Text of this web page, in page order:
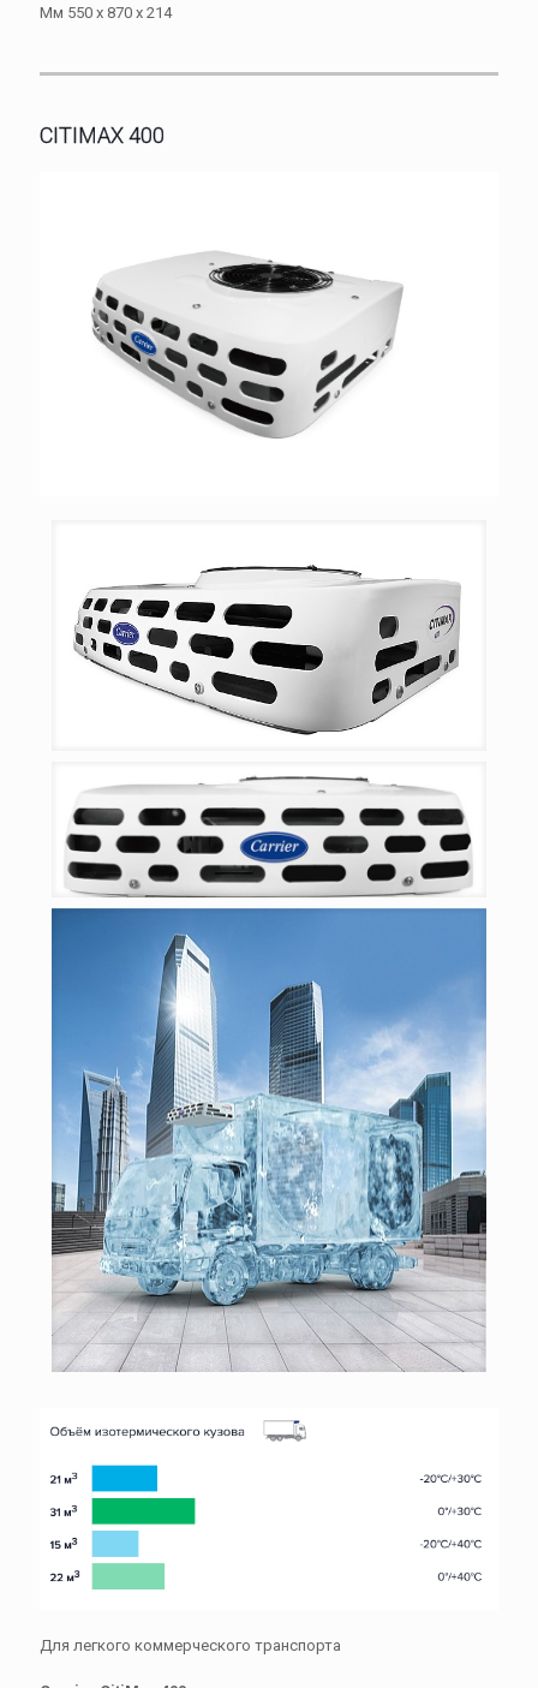
Мм 550 х 870 х 214
CITIMAX 400
Для легкого коммерческого транспорта